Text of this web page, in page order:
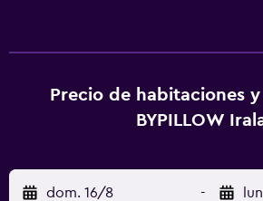
indican más abajo en las
alojamiento (es posible que se aplique
Precio de habitaciones
BYPILLOW
dom. 16/8 -